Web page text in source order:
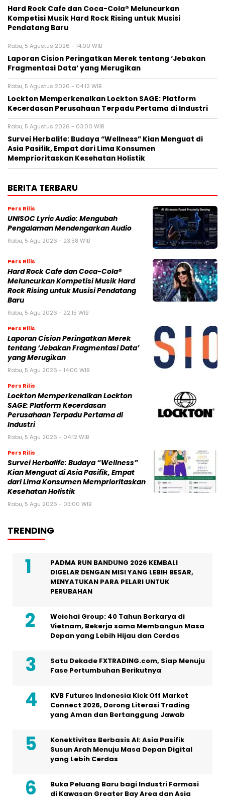
Hard Rock Cafe dan Coca-Cola® Meluncurkan
Kompetisi Musik Hard Rock Rising untuk Musisi
Pendatang Baru
Rabu, 5 Agustus 2026 - 14:00 WIB
Laporan Cision Peringatkan Merek tentang ‘Jebakan
Fragmentasi Data’ yang Merugikan
Rabu, 5 Agustus 2026 - 04:12 WIB
Lockton Memperkenalkan Lockton SAGE: Platform
Kecerdasan Perusahaan Terpadu Pertama di Industri
Rabu, 5 Agustus 2026 - 03:00 WIB
Survei Herbalife: Budaya “Wellness” Kian Menguat di
Asia Pasifik, Empat dari Lima Konsumen
Memprioritaskan Kesehatan Holistik
BERITA TERBARU
Pers Rilis
UNISOC Lyric Audio: Mengubah
Pengalaman Mendengarkan Audio
Rabu, 5 Agu 2026 - 23:58 WIB
Pers Rilis
Hard Rock Cafe dan Coca-Cola®
Meluncurkan Kompetisi Musik Hard
Rock Rising untuk Musisi Pendatang
Baru
Rabu, 5 Agu 2026 - 22:15 WIB
Pers Rilis
Laporan Cision Peringatkan Merek
tentang ‘Jebakan Fragmentasi Data’
yang Merugikan
Rabu, 5 Agu 2026 - 14:00 WIB
Pers Rilis
Lockton Memperkenalkan Lockton
SAGE: Platform Kecerdasan
Perusahaan Terpadu Pertama di
Industri
Rabu, 5 Agu 2026 - 04:12 WIB
Pers Rilis
Survei Herbalife: Budaya “Wellness”
Kian Menguat di Asia Pasifik, Empat
dari Lima Konsumen Memprioritaskan
Kesehatan Holistik
Rabu, 5 Agu 2026 - 03:00 WIB
TRENDING
PADMA RUN BANDUNG 2026 KEMBALI
DIGELAR DENGAN MISI YANG LEBIH BESAR,
MENYATUKAN PARA PELARI UNTUK
PERUBAHAN
Weichai Group: 40 Tahun Berkarya di
Vietnam, Bekerja sama Membangun Masa
Depan yang Lebih Hijau dan Cerdas
Satu Dekade FXTRADING.com, Siap Menuju
Fase Pertumbuhan Berikutnya
KVB Futures Indonesia Kick Off Market
Connect 2026, Dorong Literasi Trading
yang Aman dan Bertanggung Jawab
Konektivitas Berbasis AI: Asia Pasifik
Susun Arah Menuju Masa Depan Digital
yang Lebih Cerdas
Buka Peluang Baru bagi Industri Farmasi
di Kawasan Greater Bay Area dan Asia